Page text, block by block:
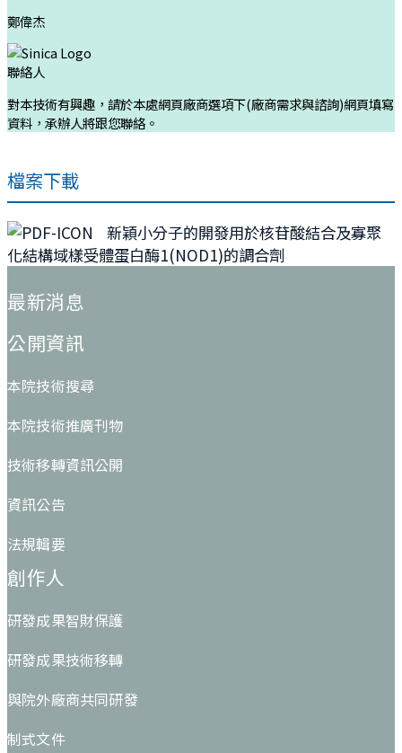
鄭偉杰
聯絡人
對本技術有興趣，請於本處網頁廠商選項下(廠商需求與諮詢)網頁填寫
資料，承辦人將跟您聯絡。
檔案下載
新穎小分子的開發用於核苷酸結合及寡聚
化結構域樣受體蛋白酶1(NOD1)的調合劑
最新消息
公開資訊
本院技術搜尋
本院技術推廣刊物
技術移轉資訊公開
資訊公告
法規輯要
創作人
研發成果智財保護
研發成果技術移轉
與院外廠商共同研發
制式文件